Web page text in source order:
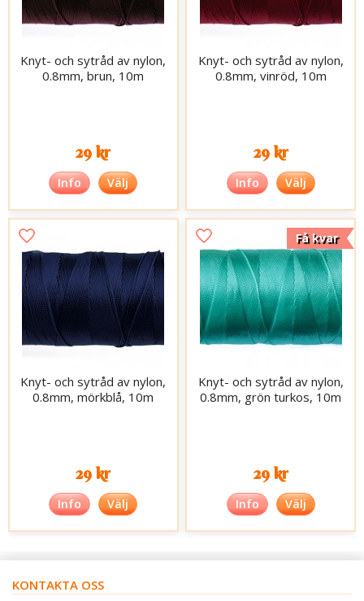
Knyt- och sytråd av nylon,
0.8mm, brun, 10m
29 kr
Info Välj
Knyt- och sytråd av nylon,
0.8mm, vinröd, 10m
29 kr
Info Välj
Knyt- och sytråd av nylon,
0.8mm, mörkblå, 10m
29 kr
Info Välj
Få kvar
Knyt- och sytråd av nylon,
0.8mm, grön turkos, 10m
29 kr
Info Välj
KONTAKTA OSS